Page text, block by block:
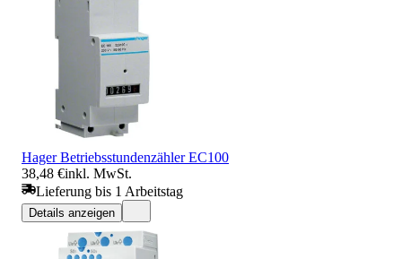
Hager Betriebsstundenzähler EC100
38,48 €inkl. MwSt.
Lieferung bis 1 Arbeitstag
Details anzeigen